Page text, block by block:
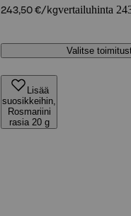
243,50 €/kgvertailuhinta
Valitse
Lisää
suosikkeihin,
Rosmariini
rasia 20 g